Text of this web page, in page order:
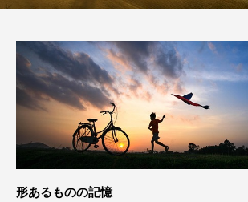
形あるものの記憶